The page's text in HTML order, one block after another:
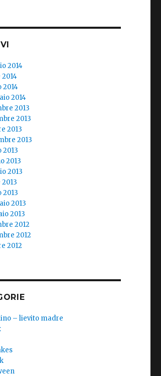
2014
2014
2014
2013
2013
2013
2013
2013
2013
2013
2013
2013
2013
2012
2012
2012
– lievito madre